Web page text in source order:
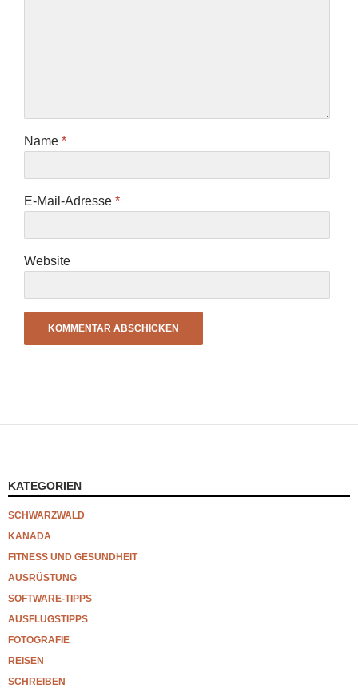
Name *
E-Mail-Adresse *
Website
KATEGORIEN
SCHWARZWALD
KANADA
FITNESS UND GESUNDHEIT
AUSRÜSTUNG
SOFTWARE-TIPPS
AUSFLUGSTIPPS
FOTOGRAFIE
REISEN
SCHREIBEN